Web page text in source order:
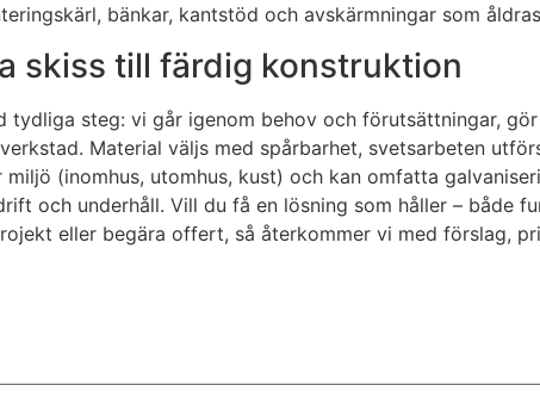
bänkar, kantstöd och avskärmningar som
skiss till färdig konstruktion
steg: vi går igenom behov och förutsättningar,
Material väljs med spårbarhet, svetsarbeten
(inomhus, utomhus, kust) och kan omfatta
och underhåll. Vill du få en lösning som håller – både
eller begära offert, så återkommer vi med förslag,